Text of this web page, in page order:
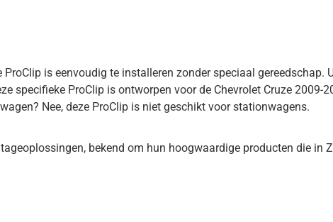
is eenvoudig te installeren zonder speciaal gereedschap.
specifieke ProClip is ontworpen voor de Chevrolet Cruze
Nee, deze ProClip is niet geschikt voor stationwagens.
bekend om hun hoogwaardige producten die in